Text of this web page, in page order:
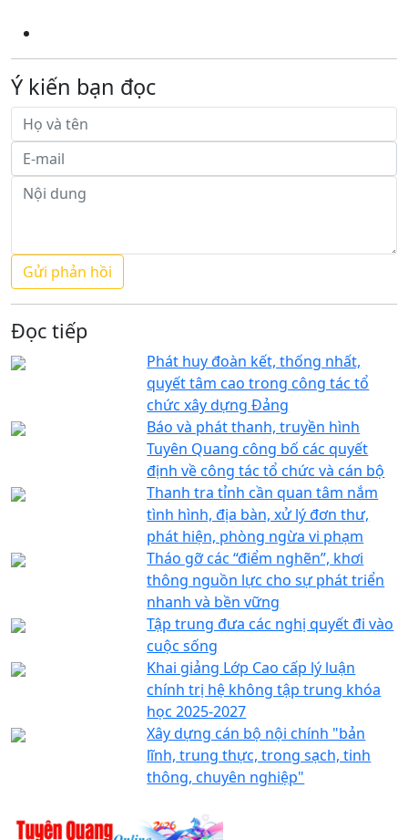
Ý kiến bạn đọc
Đọc tiếp
Phát huy đoàn kết, thống nhất,
quyết tâm cao trong công tác tổ
chức xây dựng Đảng
Báo và phát thanh, truyền hình
Tuyên Quang công bố các quyết
định về công tác tổ chức và cán bộ
Thanh tra tỉnh cần quan tâm nắm
tình hình, địa bàn, xử lý đơn thư,
phát hiện, phòng ngừa vi phạm
Tháo gỡ các “điểm nghẽn”, khơi
thông nguồn lực cho sự phát triển
nhanh và bền vững
Tập trung đưa các nghị quyết đi vào
cuộc sống
Khai giảng Lớp Cao cấp lý luận
chính trị hệ không tập trung khóa
học 2025-2027
Xây dựng cán bộ nội chính "bản
lĩnh, trung thực, trong sạch, tinh
thông, chuyên nghiệp"